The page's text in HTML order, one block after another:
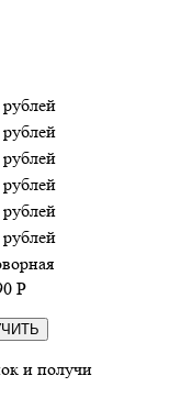
рублей
P
и получи